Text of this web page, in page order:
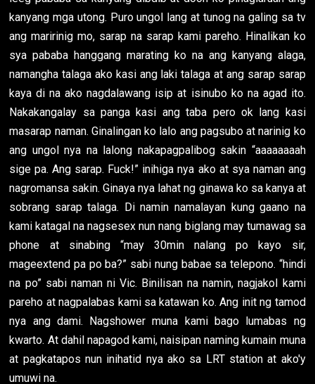
kanyang mga utong. Puro ungol lang at tunog na galing sa tv
ang maririnig mo, sarap na sarap kami pareho. Hinalikan ko
sya pababa hanggang marating ko na ang kanyang alaga,
namangha talaga ako kasi ang laki talaga at ang sarap sarap
kaya di na ako nagdalawang isip at isinubo ko na agad ito.
Nakakangalay sa panga kasi ang taba pero ok lang kasi
masarap naman. Ginalingan ko lalo ang pagsubo at narinig ko
ang ungol nya na lalong nakapagpalibog sakin “aaaaaaaah
sige pa. Ang sarap. Fuck!” inihiga nya ako at sya naman ang
nagromansa sakin. Ginaya nya lahat ng ginawa ko sa kanya at
sobrang sarap talaga. Di namin namalayan kung gaano na
kami katagal na nagsesex nun nang biglang may tumawag sa
phone at sinabing “may 30min nalang po kayo sir,
mageextend pa po ba?” sabi nung babae sa telepono. “hindi
na po” sabi naman ni Vic. Binilisan na namin, nagjakol kami
pareho at nagpalabas kami sa katawan ko. Ang init ng tamod
nya ang dami. Nagshower muna kami bago lumabas ng
kwarto. At dahil napagod kami, naisipan naming kumain muna
at pagkatapos nun inihatid nya ako sa LRT station at ako'y
umuwi na.